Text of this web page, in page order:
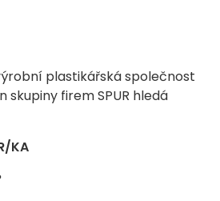
plastikářská společnost
skupiny firem SPUR hledá
KA